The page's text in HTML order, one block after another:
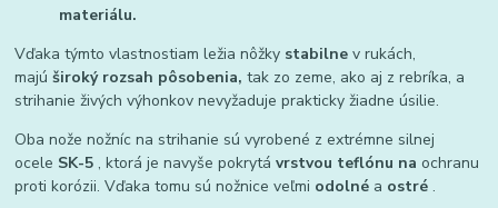
materiálu.
Vďaka týmto vlastnostiam ležia nôžky stabilne v rukách,
majúširoký rozsah pôsobenia, tak zo zeme, ako aj z rebríka, a
strihanie živých výhonkov nevyžaduje prakticky žiadne úsilie.
Oba nože nožníc na strihanie sú vyrobené z extrémne silnej
ocele SK-5 , ktorá je navyše pokrytávrstvou teflónu na ochranu
proti korózii. Vďaka tomu sú nožnice veľmi odolné a ostré .